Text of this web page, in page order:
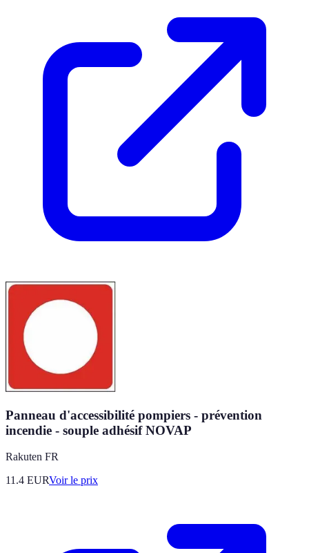
Panneau d'accessibilité pompiers - prévention
incendie - souple adhésif NOVAP
Rakuten FR
11.4 EURVoir le prix